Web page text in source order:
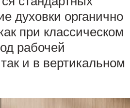
духовки органично
при классическом
рабочей
и в вертикальном